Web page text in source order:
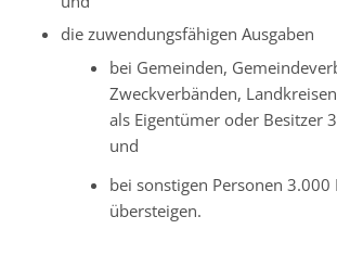
die zuwendungsfähigen Ausgaben
bei Gemeinden,
Zweckverbänden,
als Eigentümer oder Besitzer
und
bei sonstigen Personen 3.000
übersteigen.